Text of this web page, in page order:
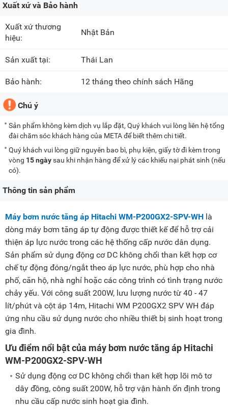
Xuất xứ và Bảo hành
Xuất xứ thương
hiệu:
Nhật Bản
Sản xuất tại: Thái Lan
Bảo hành: 12 tháng theo chính sách Hãng
Chú ý
Sản phẩm không kèm dịch vụ lắp đặt, Quý khách vui lòng liên hệ tổng
đài chăm sóc khách hàng của META để biết thêm chi tiết.
Quý khách vui lòng giữ nguyên bao bì, phụ kiện, giấy tờ đi kèm trong
vòng 15 ngàysau khi nhận hàng để xử lý các khiếu nại phát sinh (nếu
có).
Thông tin sản phẩm
Máy bơm nước tăng áp Hitachi WM-P200GX2-SPV-WH là
dòng máy bơm tăng áp tự động được thiết kế để hỗ trợ cải
thiện áp lực nước trong các hệ thống cấp nước dân dụng.
Sản phẩm sử dụng động cơ DC không chổi than kết hợp cơ
chế tự động đóng/ngắt theo áp lực nước, phù hợp cho nhà
phố, căn hộ, nhà nghỉ hoặc các công trình có tình trạng nước
chảy yếu. Với công suất 200W, lưu lượng nước từ 40 - 47
lít/phút và cột áp 14m, Hitachi WM P200GX2 SPV WH đáp
ứng nhu cầu sử dụng nước cho nhiều thiết bị sinh hoạt trong
gia đình.
Ưu điểm nổi bật của máy bơm nước tăng áp Hitachi
WM-P200GX2-SPV-WH
Sử dụng động cơ DC không chổi than kết hợp lõi mô tơ
dây đồng, công suất 200W, hỗ trợ vận hành ổn định trong
nhu cầu cấp nước sinh hoạt gia đình.